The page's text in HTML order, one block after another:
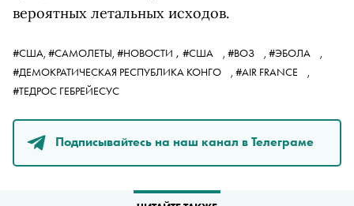
вероятных летальных исходов.
#США, #САМОЛЕТЫ, #НОВОСТИ , #США , #ВОЗ , #ЭБОЛА
,
#ДЕМОКРАТИЧЕСКАЯ РЕСПУБЛИКА КОНГО
, #AIR FRANCE
,
#ТЕДРОС ГЕБРЕЙЕСУС
Подписывайтесь на наш канал в Телеграме